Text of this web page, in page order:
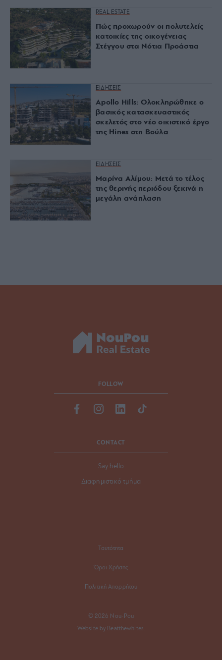
REAL ESTATE
Πώς προχωρούν οι πολυτελείς
κατοικίες της οικογένειας
Στέγγου στα Νότια Προάστια
ΕΙΔΗΣΕΙΣ
Apollo Hills: Ολοκληρώθηκε ο
βασικός κατασκευαστικός
σκελετός στο νέο οικιστικό έργο
της Hines στη Βούλα
ΕΙΔΗΣΕΙΣ
Μαρίνα Αλίμου: Μετά το τέλος
της θερινής περιόδου ξεκινά η
μεγάλη ανάπλαση
FOLLOW
CONTACT
Say hello
Διαφημιστικό τμήμα
Ταυτότητα
Όροι Χρήσης
Πολιτική Απορρήτου
© 2026 Nou-Pou
Website by Beatthewhites.